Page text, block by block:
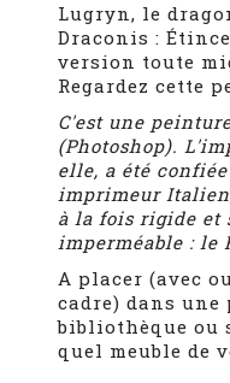
Lugryn, le
Draconis :
version toute
Regardez cette
C'est une
(Photoshop).
elle, a été
imprimeur
à la fois rigide et
imperméable : le
A placer (avec
cadre) dans une
bibliothèque ou
quel meuble de